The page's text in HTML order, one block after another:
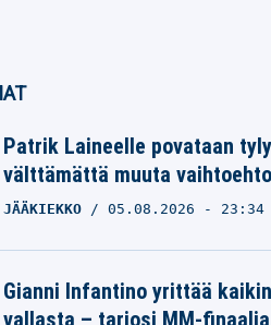
Patrik Laineelle povataan
välttämättä muuta
JÄÄKIEKKO 05.08.2026 - 23:34
Gianni Infantino yrittää